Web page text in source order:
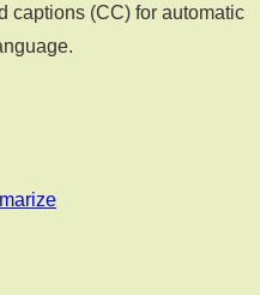
captions (CC) for automatic